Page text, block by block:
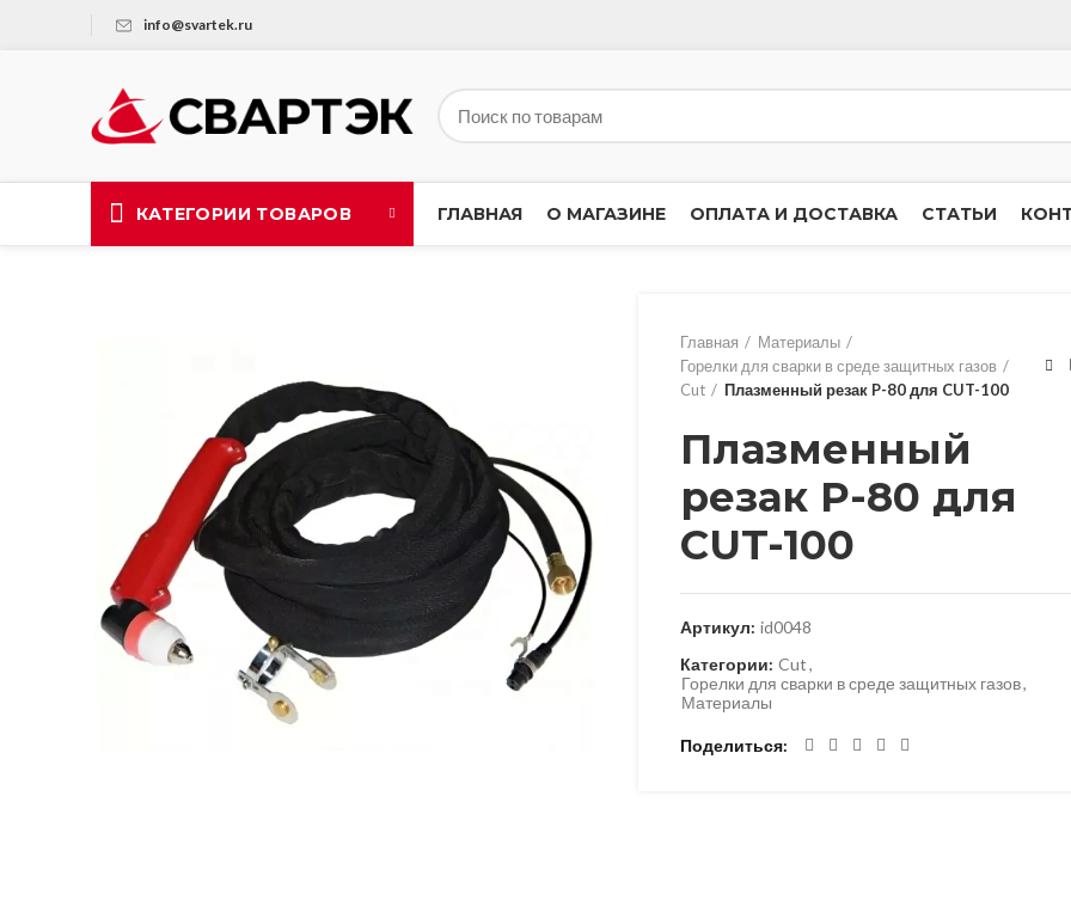
info@svartek.ru
КАТЕГОРИИ ТОВАРОВ ГЛАВНАЯ О МАГАЗИНЕ ОПЛАТА И ДОСТАВКА СТАТЬИ
Главная
Материалы
Горелки для сварки в среде защитных газов
Cut
Плазменный резак P-80 для CUT-100
Плазменный
резак P-80 для
CUT-100
Артикул: id0048
Категории: Cut,
Горелки для сварки в среде защитных газов,
Материалы
Поделиться